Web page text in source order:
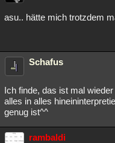
asu.. hätte mich trotzdem
Schafus
Ich finde, das ist mal
alles in alles
genug ist^^
rambaldi